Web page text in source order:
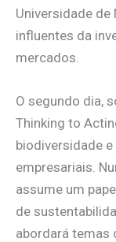
Universidade de
influentes da
mercados.
O segundo dia,
Thinking to
biodiversidade
empresariais.
assume um
de
abordará temas